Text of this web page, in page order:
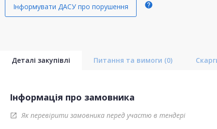
Інформувати ДАСУ про порушення help
Деталі закупівлі Питання та вимоги (0)
Інформація про замовника
open_in_new Як перевірити замовника перед участю в тендері